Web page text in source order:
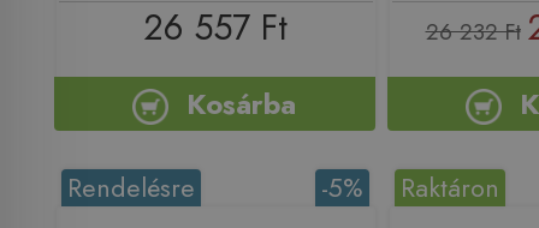
26 557 Ft
Kosárba
26 232 Ft
-5%
Rendelésre Raktáron